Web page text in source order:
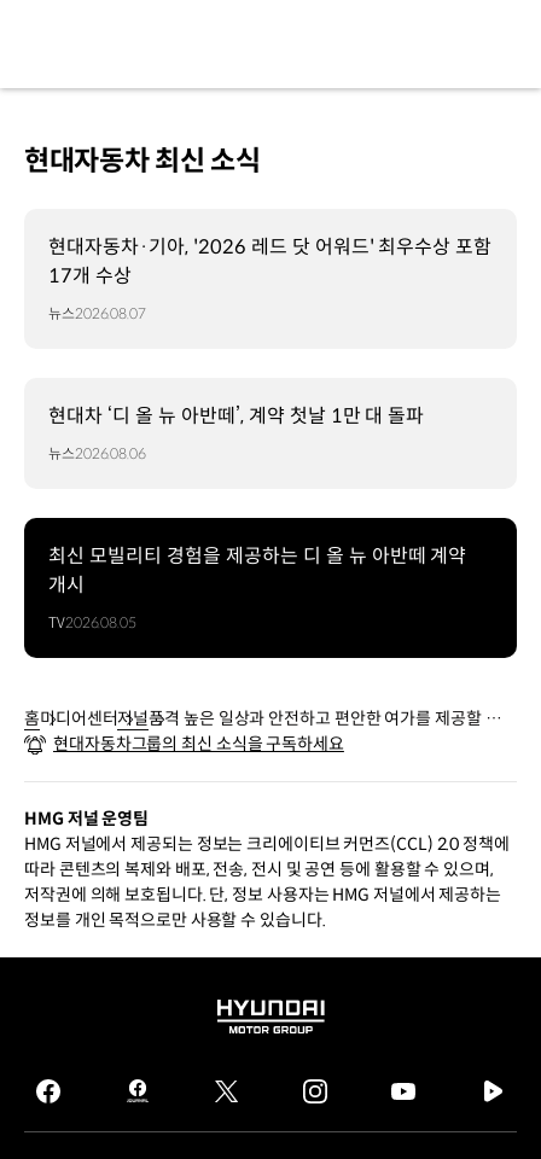
현대자동차 최신 소식
현대자동차·기아, '2026 레드 닷 어워드' 최우수상 포함
17개 수상
뉴스2026.08.07
현대차 ‘디 올 뉴 아반떼’, 계약 첫날 1만 대 돌파
뉴스2026.08.06
최신 모빌리티 경험을 제공하는 디 올 뉴 아반떼 계약
개시
TV2026.08.05
홈미디어센터저널품격 높은 일상과 안전하고 편안한 여가를 제공할 프리
미엄 SUV, 더 뉴 팰리세이드
현대자동차그룹의 최신 소식을 구독하세요
HMG 저널 운영팀
HMG 저널에서 제공되는 정보는 크리에이티브 커먼즈(CCL) 2.0 정책에
따라 콘텐츠의 복제와 배포, 전송, 전시 및 공연 등에 활용할 수 있으며,
저작권에 의해 보호됩니다. 단, 정보 사용자는 HMG 저널에서 제공하는
정보를 개인 목적으로만 사용할 수 있습니다.
HYUNDAI
GROUP
facebook
hmg
journal
twitter instagram
tv